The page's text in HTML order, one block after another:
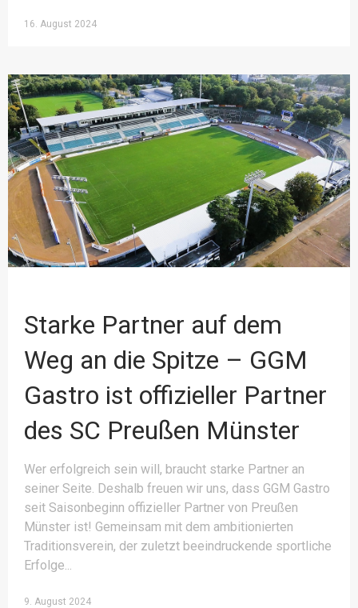
16. August 2024
Starke Partner auf dem
Weg an die Spitze – GGM
Gastro ist offizieller Partner
des SC Preußen Münster
Wer erfolgreich sein will, braucht starke Partner an
seiner Seite. Deshalb freuen wir uns, dass GGM Gastro
seit Saisonbeginn offizieller Partner von Preußen
Münster ist! Gemeinsam mit dem ambitionierten
Traditionsverein, der zuletzt beeindruckende sportliche
Erfolge
9. August 2024